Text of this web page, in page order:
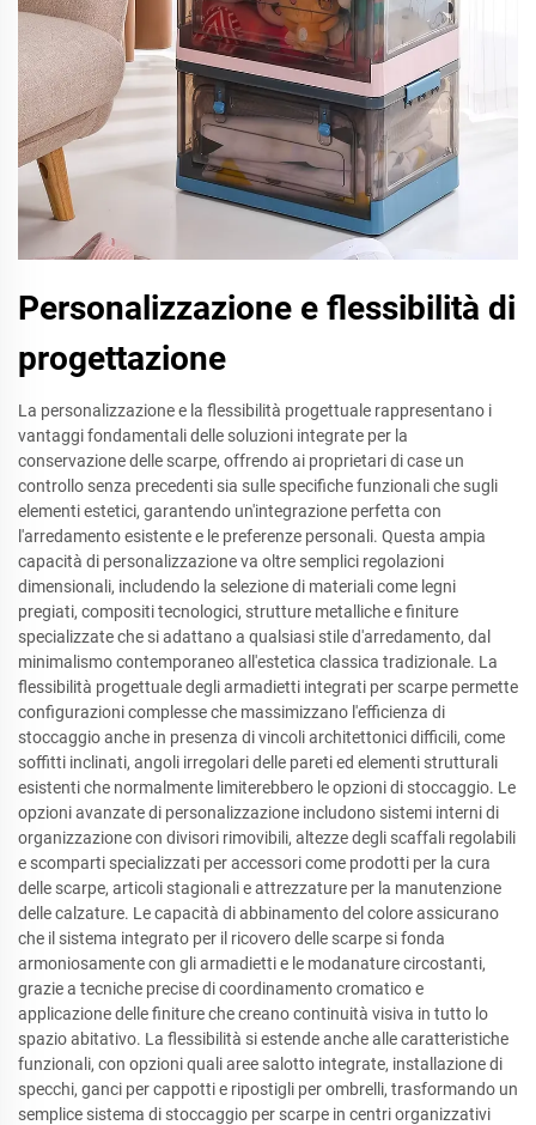
Personalizzazione e flessibilità di
progettazione
La personalizzazione e la flessibilità progettuale rappresentano i
vantaggi fondamentali delle soluzioni integrate per la
conservazione delle scarpe, offrendo ai proprietari di case un
controllo senza precedenti sia sulle specifiche funzionali che sugli
elementi estetici, garantendo un'integrazione perfetta con
l'arredamento esistente e le preferenze personali. Questa ampia
capacità di personalizzazione va oltre semplici regolazioni
dimensionali, includendo la selezione di materiali come legni
pregiati, compositi tecnologici, strutture metalliche e finiture
specializzate che si adattano a qualsiasi stile d'arredamento, dal
minimalismo contemporaneo all'estetica classica tradizionale. La
flessibilità progettuale degli armadietti integrati per scarpe permette
configurazioni complesse che massimizzano l'efficienza di
stoccaggio anche in presenza di vincoli architettonici difficili, come
soffitti inclinati, angoli irregolari delle pareti ed elementi strutturali
esistenti che normalmente limiterebbero le opzioni di stoccaggio. Le
opzioni avanzate di personalizzazione includono sistemi interni di
organizzazione con divisori rimovibili, altezze degli scaffali regolabili
e scomparti specializzati per accessori come prodotti per la cura
delle scarpe, articoli stagionali e attrezzature per la manutenzione
delle calzature. Le capacità di abbinamento del colore assicurano
che il sistema integrato per il ricovero delle scarpe si fonda
armoniosamente con gli armadietti e le modanature circostanti,
grazie a tecniche precise di coordinamento cromatico e
applicazione delle finiture che creano continuità visiva in tutto lo
spazio abitativo. La flessibilità si estende anche alle caratteristiche
funzionali, con opzioni quali aree salotto integrate, installazione di
specchi, ganci per cappotti e ripostigli per ombrelli, trasformando un
semplice sistema di stoccaggio per scarpe in centri organizzativi